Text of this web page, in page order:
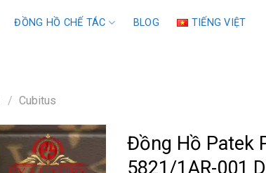
ĐỒNG HỒ CHẾ TÁC BLOG TIẾNG VIỆT
/ Cubitus
Đồng Hồ Patek
5821/1AR-001